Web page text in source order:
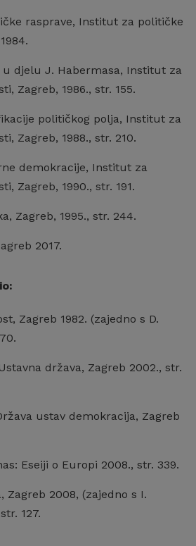
rasprave, Institut za političke
u djelu J. Habermasa, Institut za
Zagreb, 1986., str. 155.
političkog polja, Institut za
Zagreb, 1988., str. 210.
demokracije, Institut za
Zagreb, 1990., str. 191.
Zagreb, 1995., str. 244.
2017.
Zagreb 1982. (zajedno s D.
država, Zagreb 2002., str.
ustav demokracija, Zagreb
Eseiji o Europi 2008., str. 339.
Zagreb 2008, (zajedno s I.
127.